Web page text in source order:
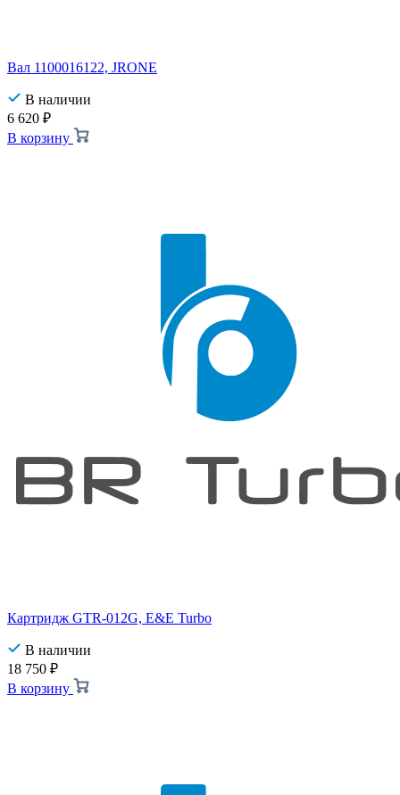
Вал 1100016122, JRONE
В наличии
6 620 ₽
В корзину
Картридж GTR-012G, E&E Turbo
В наличии
18 750 ₽
В корзину